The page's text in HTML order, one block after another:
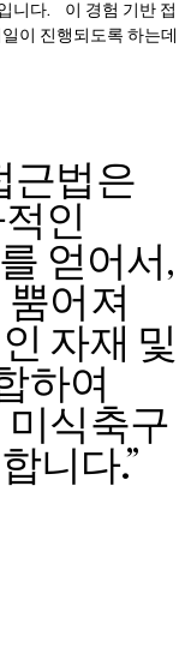
니다.
이 경험 기반 접
이 진행되도록 하는데
근법은
인
얻어서,
어져
자재 및
하여
식축구
니다.”